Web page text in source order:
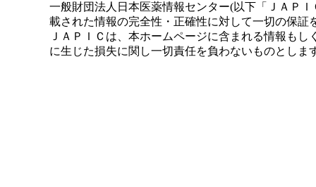
一般財団法人日本医薬情報センター(以下「ＪＡＰ
載された情報の完全性・正確性に対して一切の保証
ＪＡＰＩＣは、本ホームページに含まれる情報も
に生じた損失に関し一切責任を負わないものとしま